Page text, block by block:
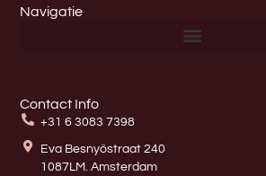
Navigatie
Contact Info
+31 6 3083 7398
Eva Besnyöstraat 240
1087LM. Amsterdam